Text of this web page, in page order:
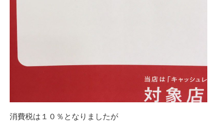
消費税は１０％となりましたが